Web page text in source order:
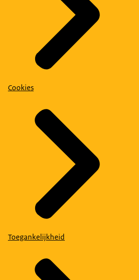
Cookies
Toegankelijkheid